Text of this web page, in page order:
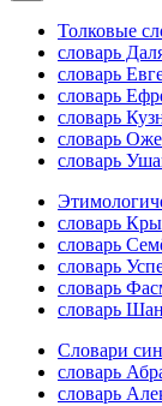
Толковые
словарь
словарь
словарь
словарь
словарь
словарь
словарь
словарь
словарь
словарь
словарь
Словари
словарь
словарь